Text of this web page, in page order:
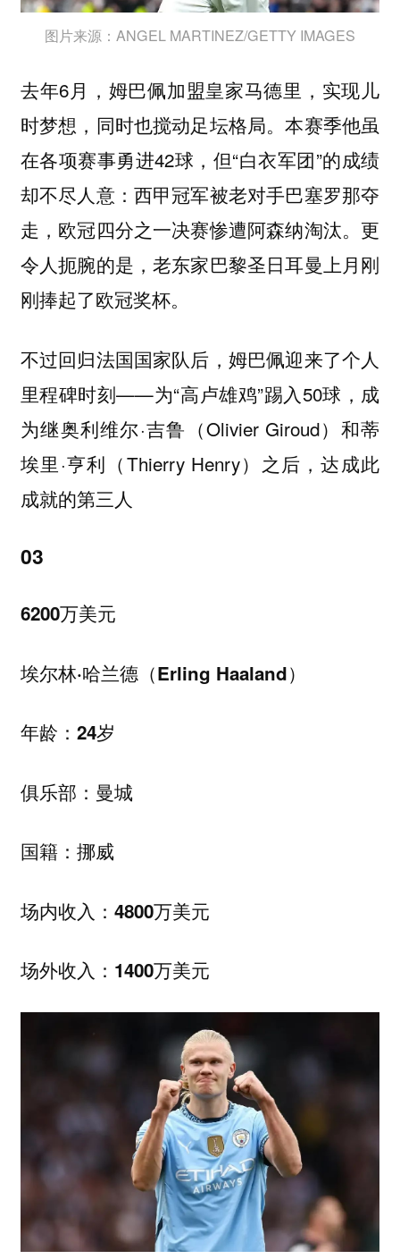
图片来源：ANGEL MARTINEZ/GETTY IMAGES
去年6月，姆巴佩加盟皇家马德里，实现儿
时梦想，同时也搅动足坛格局。本赛季他虽
在各项赛事勇进42球，但“白衣军团”的成绩
却不尽人意：西甲冠军被老对手巴塞罗那夺
走，欧冠四分之一决赛惨遭阿森纳淘汰。更
令人扼腕的是，老东家巴黎圣日耳曼上月刚
刚捧起了欧冠奖杯。
不过回归法国国家队后，姆巴佩迎来了个人
里程碑时刻——为“高卢雄鸡”踢入50球，成
为继奥利维尔·吉鲁（Olivier Giroud）和蒂
埃里·亨利（Thierry Henry）之后，达成此
成就的第三人
03
6200万美元
埃尔林·哈兰德（Erling Haaland）
年龄：24岁
俱乐部：曼城
国籍：挪威
场内收入：4800万美元
场外收入：1400万美元